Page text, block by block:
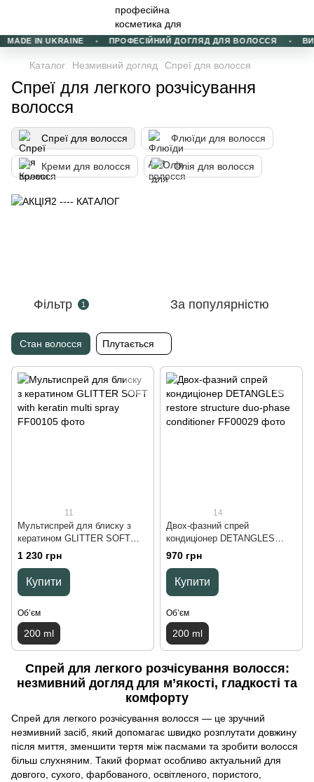
MADE IN UKRAINE ПРОФЕСІЙНИЙ ДОГЛЯД ДЛЯ ВОЛОССЯ
Каталог Незмивний догляд Спреї для волосся
Спреї для легкого розчісування
волосся
Спреї для волосся Флюїди для волосся
Креми для волосся Олія для волосся
Фільтр 1 За популярністю
Стан волосся Плутається
11
Мультиспрей для блиску з
кератином GLITTER SOFT
with keratin multi spray, 200 ml
1 230 грн
Купити
Обʼєм
200 ml
14
Двох-фазний спрей
кондиціонер DETANGLES
restore structure duo-phase
conditioner, 200 ml
970 грн
Купити
Обʼєм
200 ml
Спрей для легкого розчісування волосся:
незмивний догляд для м’якості, гладкості та
комфорту
Спрей для легкого розчісування волосся — це зручний
незмивний засіб, який допомагає швидко розплутати довжину
після миття, зменшити тертя між пасмами та зробити волосся
більш слухняним. Такий формат особливо актуальний для
довгого, сухого, фарбованого, освітленого, пористого,